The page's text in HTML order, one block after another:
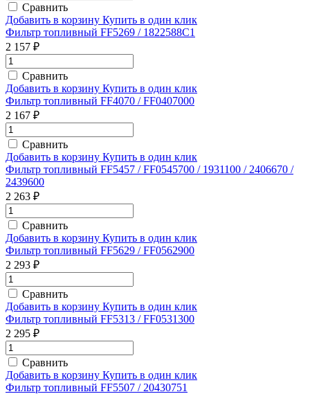
Сравнить
Добавить в корзину Купить в один клик
Фильтр топливный FF5269 / 1822588C1
2 157 ₽
Сравнить
Добавить в корзину Купить в один клик
Фильтр топливный FF4070 / FF0407000
2 167 ₽
Сравнить
Добавить в корзину Купить в один клик
Фильтр топливный FF5457 / FF0545700 / 1931100 / 2406670 /
2439600
2 263 ₽
Сравнить
Добавить в корзину Купить в один клик
Фильтр топливный FF5629 / FF0562900
2 293 ₽
Сравнить
Добавить в корзину Купить в один клик
Фильтр топливный FF5313 / FF0531300
2 295 ₽
Сравнить
Добавить в корзину Купить в один клик
Фильтр топливный FF5507 / 20430751